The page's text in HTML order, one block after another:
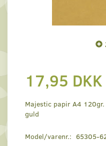
17,95 DKK
Majestic papir A4
guld
Model/varenr.: 65305-